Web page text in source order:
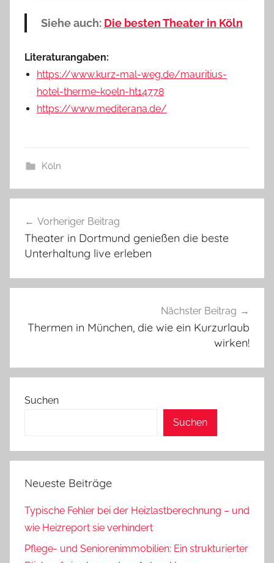
Siehe auch: Die besten Theater in Köln
Literaturangaben:
https://www.kurz-mal-weg.de/mauritius-
hotel-therme-koeln-ht14778
https://www.mediterana.de/
Köln
Vorheriger Beitrag
Theater in Dortmund genießen die beste
Unterhaltung live erleben
Nächster Beitrag
Thermen in München, die wie ein Kurzurlaub
wirken!
Suchen
Suchen
Neueste Beiträge
Typische Fehler bei der Heizlastberechnung – und
wie Heizreport sie verhindert
Pflege- und Seniorenimmobilien: Ein strukturierter